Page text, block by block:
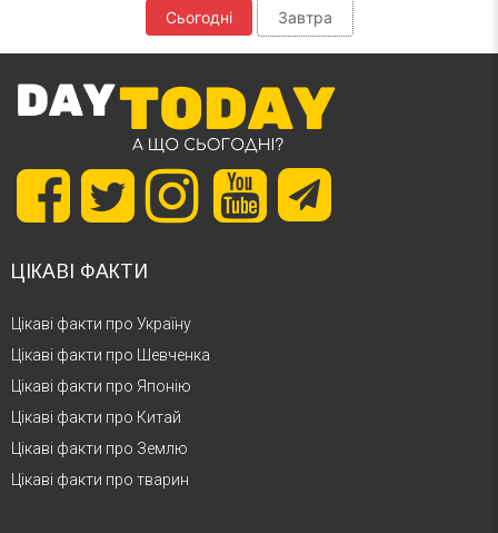
Сьогодні Завтра
ЦІКАВІ ФАКТИ
Цікаві факти про Україну
Цікаві факти про Шевченка
Цікаві факти про Японію
Цікаві факти про Китай
Цікаві факти про Землю
Цікаві факти про тварин